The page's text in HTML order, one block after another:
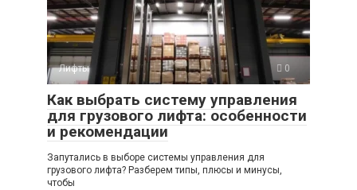
Лифты 0
Как выбрать систему управления
для грузового лифта: особенности
и рекомендации
Запутались в выборе системы управления для
грузового лифта? Разберем типы, плюсы и минусы,
чтобы